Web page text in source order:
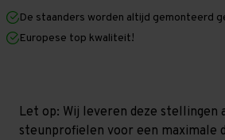
mm
x
800
niveaus
GALVA
mm
800
niveaus
GALVA
De staanders worden altijd gemonteerd
Europese top kwaliteit!
Let op: Wij leveren deze stellingen
steunprofielen voor een maximale